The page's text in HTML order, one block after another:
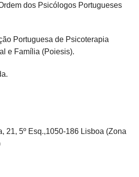
dos Psicólogos Portugueses
Portuguesa de Psicoterapia
e Família (Poiesis).
21, 5º Esq.,1050-186 Lisboa (Zona